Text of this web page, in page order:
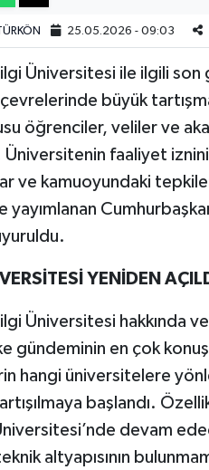
25.05.2026 - 09:03
Üniversitesi ile ilgili
büyük
öğrenciler, veliler ve
Üniversitenin faaliyet
ve kamuoyundaki
yayımlanan
YENİDEN
Üniversitesi hakkında
gündeminin en çok
hangi üniversitelere
başlandı.
devam
altyapısının